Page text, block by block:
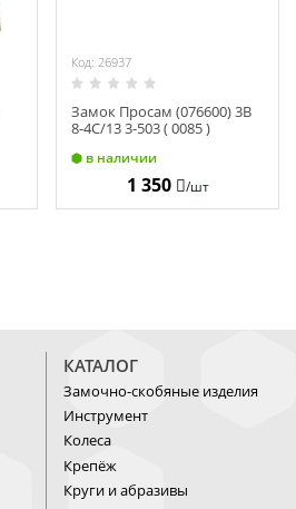
Код: 26937
Замок Просам (076600) 3В
8-4С/13 3-503 ( 0085 )
в наличии
1 350 /шт
КАТАЛОГ
Замочно-скобяные изделия
Инструмент
Колеса
Крепёж
Круги и абразивы